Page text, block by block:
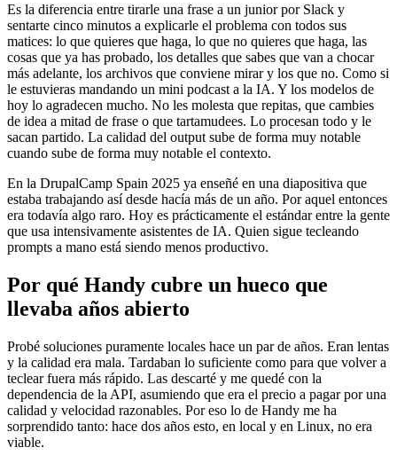
Es la diferencia entre tirarle una frase a un junior por Slack y
sentarte cinco minutos a explicarle el problema con todos sus
matices: lo que quieres que haga, lo que no quieres que haga, las
cosas que ya has probado, los detalles que sabes que van a chocar
más adelante, los archivos que conviene mirar y los que no. Como si
le estuvieras mandando un mini podcast a la IA. Y los modelos de
hoy lo agradecen mucho. No les molesta que repitas, que cambies
de idea a mitad de frase o que tartamudees. Lo procesan todo y le
sacan partido. La calidad del output sube de forma muy notable
cuando sube de forma muy notable el contexto.
En la DrupalCamp Spain 2025 ya enseñé en una diapositiva que
estaba trabajando así desde hacía más de un año. Por aquel entonces
era todavía algo raro. Hoy es prácticamente el estándar entre la gente
que usa intensivamente asistentes de IA. Quien sigue tecleando
prompts a mano está siendo menos productivo.
Por qué Handy cubre un hueco que
llevaba años abierto
Probé soluciones puramente locales hace un par de años. Eran lentas
y la calidad era mala. Tardaban lo suficiente como para que volver a
teclear fuera más rápido. Las descarté y me quedé con la
dependencia de la API, asumiendo que era el precio a pagar por una
calidad y velocidad razonables. Por eso lo de Handy me ha
sorprendido tanto: hace dos años esto, en local y en Linux, no era
viable.